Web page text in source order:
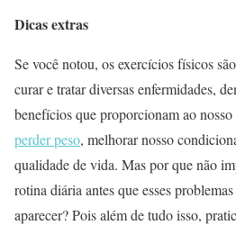
Dicas extras
Se você notou, os exercícios físicos
curar e tratar diversas enfermidades,
benefícios que proporcionam ao
perder peso, melhorar nosso
qualidade de vida. Mas por que não
rotina diária antes que esses
aparecer? Pois além de tudo isso,